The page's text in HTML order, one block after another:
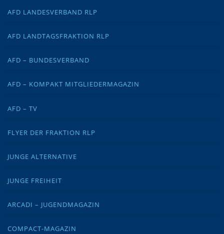
AFD LANDESVERBAND RLP
AFD LANDTAGSFRAKTION RLP
AFD – BUNDESVERBAND
AFD – KOMPAKT MITGLIEDERMAGAZIN
AFD – TV
FLYER DER FRAKTION RLP
JUNGE ALTERNATIVE
JUNGE FREIHEIT
ARCADI – JUGENDMAGAZIN
COMPACT-MAGAZIN